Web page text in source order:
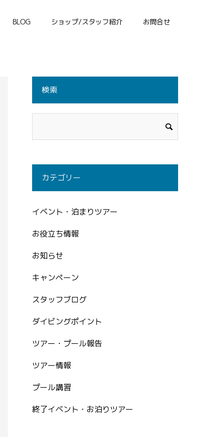
BLOG ショップ/スタッフ紹介 お問合せ
検索
カテゴリー
イベント・泊まりツアー
お役立ち情報
お知らせ
キャンペーン
スタッフブログ
ダイビングポイント
ツアー・プール報告
ツアー情報
プール講習
終了イベント・お泊りツアー